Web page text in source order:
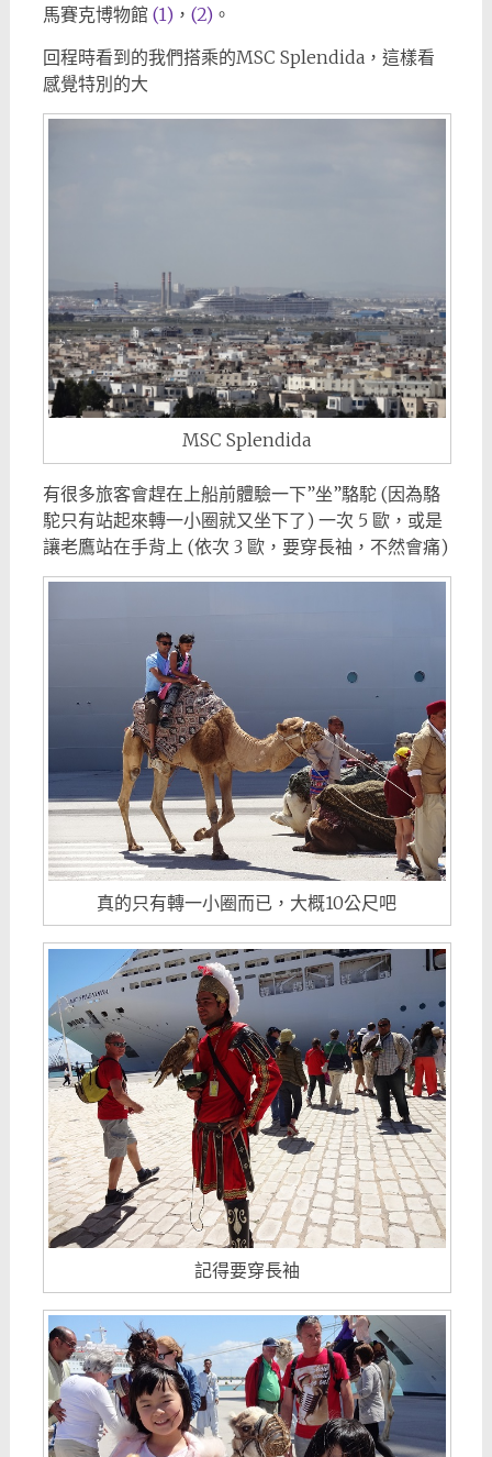
馬賽克博物館 (1)， (2)。
回程時看到的我們搭乘的MSC Splendida，這樣看
感覺特別的大
MSC Splendida
有很多旅客會趕在上船前體驗一下”坐”駱駝 (因為駱
駝只有站起來轉一小圈就又坐下了) 一次 5 歐，或是
讓老鷹站在手背上 (依次 3 歐，要穿長袖，不然會痛)
真的只有轉一小圈而已，大概10公尺吧
記得要穿長袖